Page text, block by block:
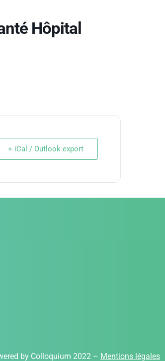
Hôpital
+ iCal / Outlook export
by Colloquium 2022 – Mentions légales